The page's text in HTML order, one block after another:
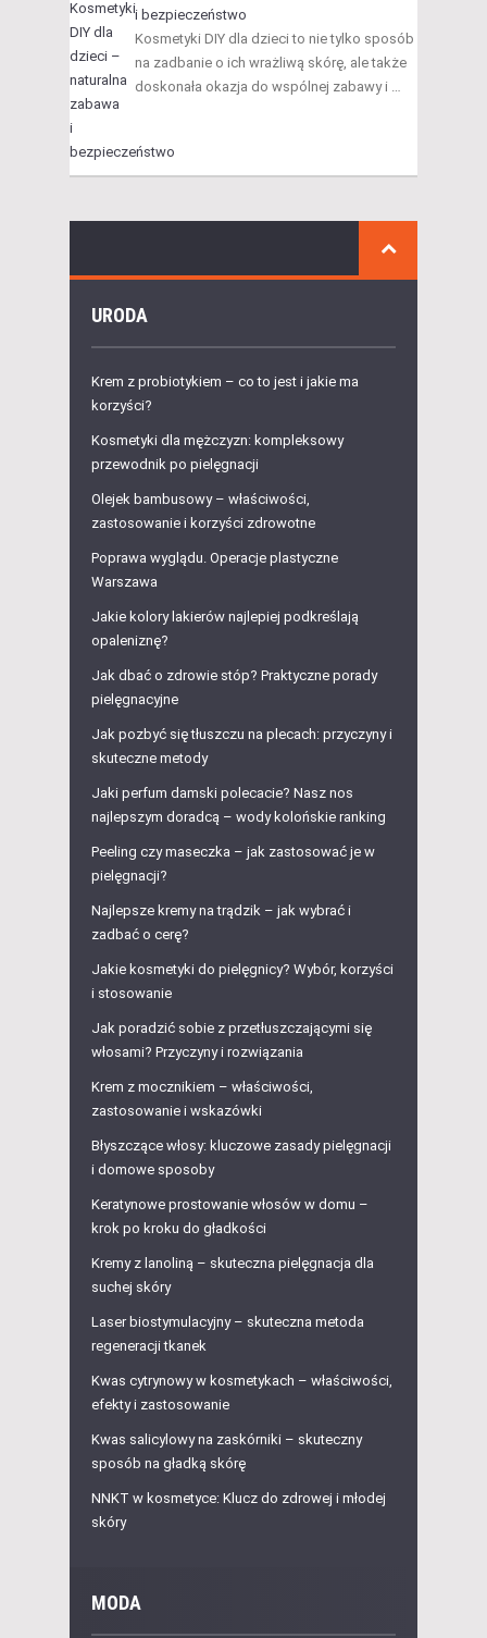
i bezpieczeństwo
Kosmetyki DIY dla dzieci to nie tylko sposób
na zadbanie o ich wrażliwą skórę, ale także
doskonała okazja do wspólnej zabawy i …
URODA
Krem z probiotykiem – co to jest i jakie ma
korzyści?
Kosmetyki dla mężczyzn: kompleksowy
przewodnik po pielęgnacji
Olejek bambusowy – właściwości,
zastosowanie i korzyści zdrowotne
Poprawa wyglądu. Operacje plastyczne
Warszawa
Jakie kolory lakierów najlepiej podkreślają
opaleniznę?
Jak dbać o zdrowie stóp? Praktyczne porady
pielęgnacyjne
Jak pozbyć się tłuszczu na plecach: przyczyny i
skuteczne metody
Jaki perfum damski polecacie? Nasz nos
najlepszym doradcą – wody kolońskie ranking
Peeling czy maseczka – jak zastosować je w
pielęgnacji?
Najlepsze kremy na trądzik – jak wybrać i
zadbać o cerę?
Jakie kosmetyki do pielęgnicy? Wybór, korzyści
i stosowanie
Jak poradzić sobie z przetłuszczającymi się
włosami? Przyczyny i rozwiązania
Krem z mocznikiem – właściwości,
zastosowanie i wskazówki
Błyszczące włosy: kluczowe zasady pielęgnacji
i domowe sposoby
Keratynowe prostowanie włosów w domu –
krok po kroku do gładkości
Kremy z lanoliną – skuteczna pielęgnacja dla
suchej skóry
Laser biostymulacyjny – skuteczna metoda
regeneracji tkanek
Kwas cytrynowy w kosmetykach – właściwości,
efekty i zastosowanie
Kwas salicylowy na zaskórniki – skuteczny
sposób na gładką skórę
NNKT w kosmetyce: Klucz do zdrowej i młodej
skóry
MODA